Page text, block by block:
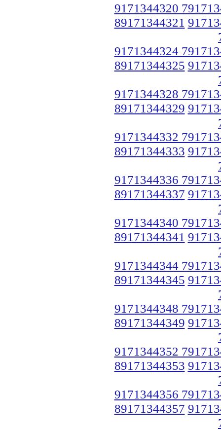
9171344320
89171344321
9171344324
89171344325
9171344328
89171344329
9171344332
89171344333
9171344336
89171344337
9171344340
89171344341
9171344344
89171344345
9171344348
89171344349
9171344352
89171344353
9171344356
89171344357